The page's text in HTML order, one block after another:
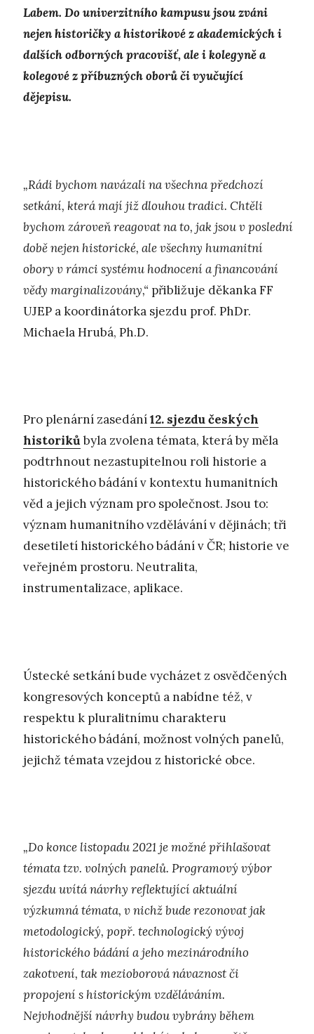
Labem. Do univerzitního kampusu jsou zváni
nejen historičky a historikové z akademických i
dalších odborných pracovišť, ale i kolegyně a
kolegové z příbuzných oborů či vyučující
dějepisu.
„Rádi bychom navázali na všechna předchozí
setkání, která mají již dlouhou tradici. Chtěli
bychom zároveň reagovat na to, jak jsou v poslední
době nejen historické, ale všechny humanitní
obory v rámci systému hodnocení a financování
vědy marginalizovány,“ přibližuje děkanka FF
UJEP a koordinátorka sjezdu prof. PhDr.
Michaela Hrubá, Ph.D.
Pro plenární zasedání12. sjezdu českých
historikůbyla zvolena témata, která by měla
podtrhnout nezastupitelnou roli historie a
historického bádání v kontextu humanitních
věd a jejich význam pro společnost. Jsou to:
význam humanitního vzdělávání v dějinách; tři
desetiletí historického bádání v ČR; historie ve
veřejném prostoru. Neutralita,
instrumentalizace, aplikace.
Ústecké setkání bude vycházet z osvědčených
kongresových konceptů a nabídne též, v
respektu k pluralitnímu charakteru
historického bádání, možnost volných panelů,
jejichž témata vzejdou z historické obce.
„Do konce listopadu 2021 je možné přihlašovat
témata tzv. volných panelů. Programový výbor
sjezdu uvítá návrhy reflektující aktuální
výzkumná témata, v nichž bude rezonovat jak
metodologický, popř. technologický vývoj
historického bádání a jeho mezinárodního
zakotvení, tak mezioborová návaznost či
propojení s historickým vzděláváním.
Nejvhodnější návrhy budou vybrány během